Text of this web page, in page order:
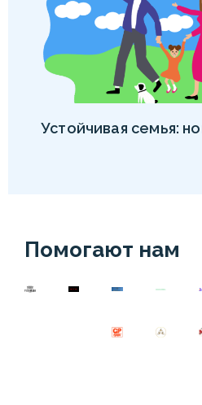
Устойчивая семья:
Помогают нам